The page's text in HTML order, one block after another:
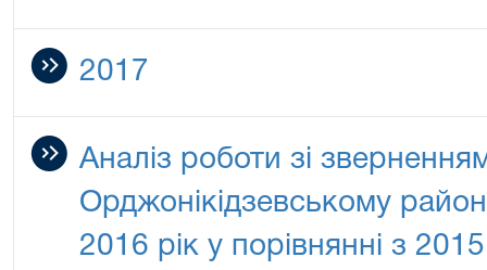
2017
Аналіз роботи зі
Орджонікідзевському
2016 рік у порівнянні з